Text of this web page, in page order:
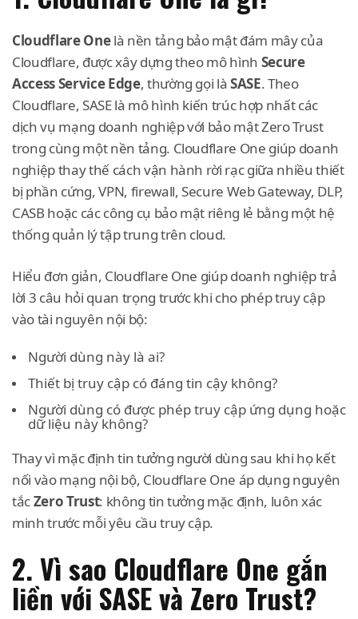
Cloudflare Onelà nền tảng bảo mật đám mây của
Cloudflare, được xây dựng theo mô hình Secure
Access Service Edge, thường gọi làSASE. Theo
Cloudflare, SASE là mô hình kiến trúc hợp nhất các
dịch vụ mạng doanh nghiệp với bảo mật Zero Trust
trong cùng một nền tảng. Cloudflare One giúp doanh
nghiệp thay thế cách vận hành rời rạc giữa nhiều thiết
bị phần cứng, VPN, firewall, Secure Web Gateway, DLP,
CASB hoặc các công cụ bảo mật riêng lẻ bằng một hệ
thống quản lý tập trung trên cloud.
Hiểu đơn giản, Cloudflare One giúp doanh nghiệp trả
lời 3 câu hỏi quan trọng trước khi cho phép truy cập
vào tài nguyên nội bộ:
Người dùng này là ai?
Thiết bị truy cập có đáng tin cậy không?
Người dùng có được phép truy cập ứng dụng hoặc
dữ liệu này không?
Thay vì mặc định tin tưởng người dùng sau khi họ kết
nối vào mạng nội bộ, Cloudflare One áp dụng nguyên
tắcZero Trust: không tin tưởng mặc định, luôn xác
minh trước mỗi yêu cầu truy cập.
2. Vì sao Cloudflare One gắn
liền với SASE và Zero Trust?